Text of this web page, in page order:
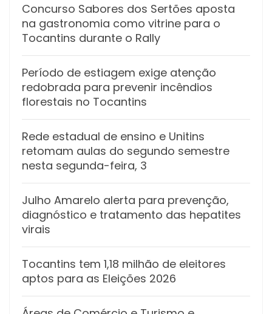
Concurso Sabores dos Sertões aposta
na gastronomia como vitrine para o
Tocantins durante o Rally
Período de estiagem exige atenção
redobrada para prevenir incêndios
florestais no Tocantins
Rede estadual de ensino e Unitins
retomam aulas do segundo semestre
nesta segunda-feira, 3
Julho Amarelo alerta para prevenção,
diagnóstico e tratamento das hepatites
virais
Tocantins tem 1,18 milhão de eleitores
aptos para as Eleições 2026